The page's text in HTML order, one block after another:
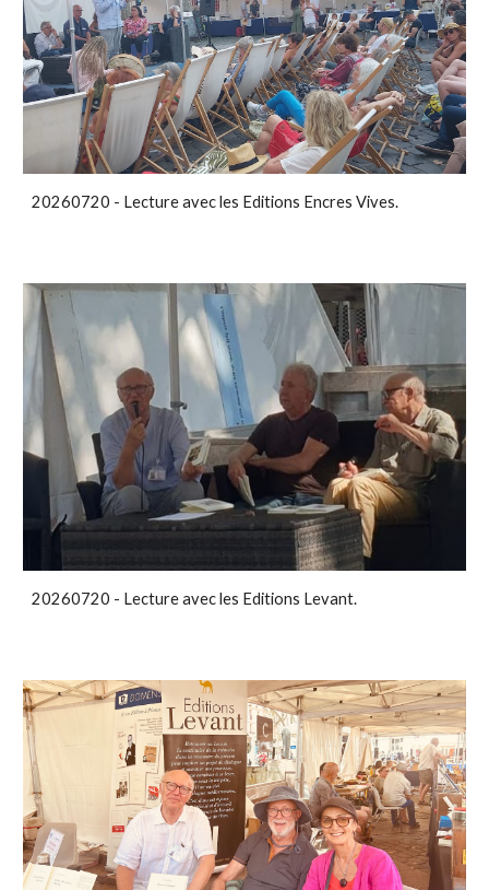
20260720 - Lecture avec les Editions Encres Vives.
20260720 - Lecture avec les Editions Levant.